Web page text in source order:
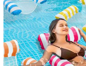
2,090 -22%